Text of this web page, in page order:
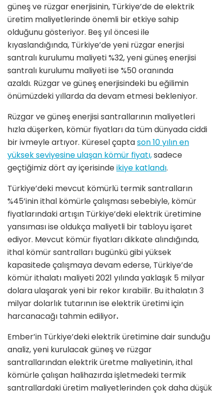
güneş ve rüzgar enerjisinin, Türkiye’de de elektrik
üretim maliyetlerinde önemli bir etkiye sahip
olduğunu gösteriyor. Beş yıl öncesi ile
kıyaslandığında, Türkiye’de yeni rüzgar enerjisi
santralı kurulumu maliyeti %32, yeni güneş enerjisi
santralı kurulumu maliyeti ise %50 oranında
azaldı. Rüzgar ve güneş enerjisindeki bu eğilimin
önümüzdeki yıllarda da devam etmesi bekleniyor.
Rüzgar ve güneş enerjisi santrallarının maliyetleri
hızla düşerken, kömür fiyatları da tüm dünyada ciddi
bir ivmeyle artıyor. Küresel çaptason 10 yılın en
yüksek seviyesine ulaşan kömür fiyatı,sadece
geçtiğimiz dört ay içerisindeikiye katlandı.
Türkiye’deki mevcut kömürlü termik santralların
%45’inin ithal kömürle çalışması sebebiyle, kömür
fiyatlarındaki artışın Türkiye’deki elektrik üretimine
yansıması ise oldukça maliyetli bir tabloyu işaret
ediyor. Mevcut kömür fiyatları dikkate alındığında,
ithal kömür santralları bugünkü gibi yüksek
kapasitede çalışmaya devam ederse, Türkiye’de
kömür ithalatı maliyeti 2021 yılında yaklaşık 5 milyar
dolara ulaşarak yeni bir rekor kırabilir. Bu ithalatın 3
milyar dolarlık tutarının ise elektrik üretimi için
harcanacağı tahmin ediliyor.
Ember’in Türkiye’deki elektrik üretimine dair sunduğu
analiz, yeni kurulacak güneş ve rüzgar
santrallarından elektrik üretme maliyetinin, ithal
kömürle çalışan halihazırda işletmedeki termik
santrallardaki üretim maliyetlerinden çok daha düşük